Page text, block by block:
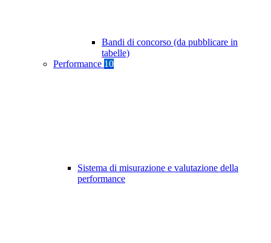
Bandi di concorso (da pubblicare in
tabelle)
Performance 10
Sistema di misurazione e valutazione della
performance